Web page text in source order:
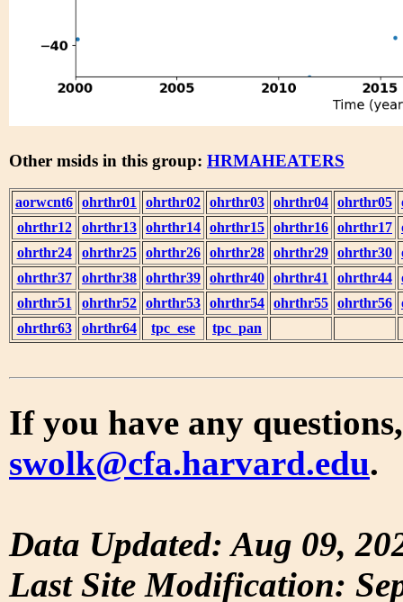
Other msids in this group: HRMAHEATERS
aorwcnt6 ohrthr01 ohrthr02 ohrthr03 ohrthr04 ohrthr05
ohrthr12
ohrthr13 ohrthr14 ohrthr15 ohrthr16 ohrthr17
ohrthr24
ohrthr25 ohrthr26 ohrthr28 ohrthr29 ohrthr30
ohrthr37
ohrthr38 ohrthr39 ohrthr40 ohrthr41 ohrthr44
ohrthr51
ohrthr52 ohrthr53 ohrthr54 ohrthr55 ohrthr56
ohrthr63
ohrthr64 tpc_ese tpc_pan
If you have any
swolk@cfa.harvard.edu.
Data Updated: Aug 09,
Last Site Modification: